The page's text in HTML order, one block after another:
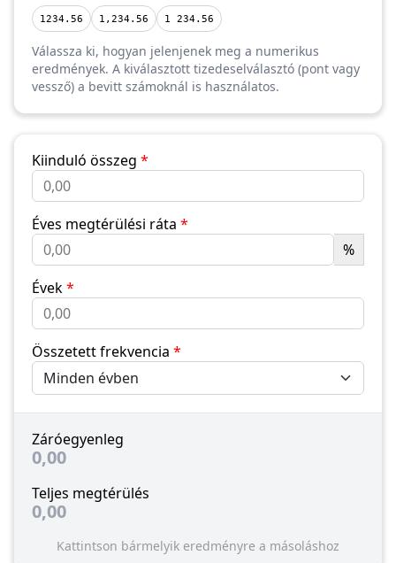
1234.56 1,234.56 1 234.56
Válassza ki, hogyan jelenjenek meg a numerikus
eredmények. A kiválasztott tizedeselválasztó (pont vagy
vessző) a bevitt számoknál is használatos.
Kiinduló összeg *
Éves megtérülési ráta *
%
Évek*
Összetett frekvencia *
Záróegyenleg
0,00
Teljes megtérülés
0,00
Kattintson bármelyik eredményre a másoláshoz